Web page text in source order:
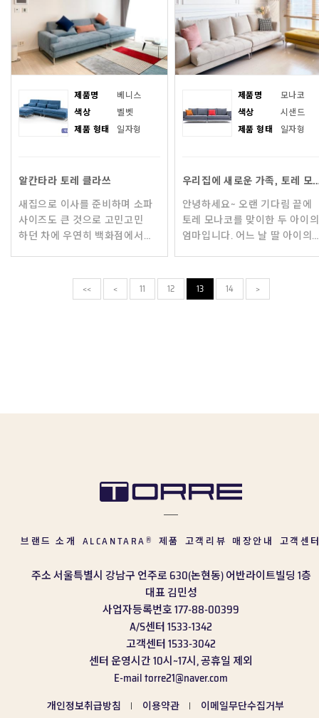
제품명
베니스
색상
벨벳
제품 형태
일자형
알칸타라 토레 클라쓰
새집으로 이사를 준비하며 소파
사이즈도 큰 것으로 고민고민
하던 차에 우연히 백화점에서
인터넷으로 블로그 카페 후기 등
제품명
모나코
색상
시샌드
제품 형태
일자형
우리집에 새로운 가족,
안녕하세요~ 오랜 기다림 끝에
토레 모나코를 맞이한 두 아이의
엄마입니다. 어느 날 딸 아이의
반했어요. 앉아보
<< < 11 12 13 14 >
브랜드 소개 ALCANTARA® 제품 고객리뷰 매장안내 고객센
주소서울특별시 강남구 언주로 630(논현동) 어반라이트빌딩 1층
대표김민성
사업자등록번호177-88-00399
A/S센터1533-1342
고객센터1533-3042
센터 운영시간10시~17시, 공휴일 제외
E-mailtorre21@naver.com
개인정보취급방침 이용약관 이메일무단수집거부